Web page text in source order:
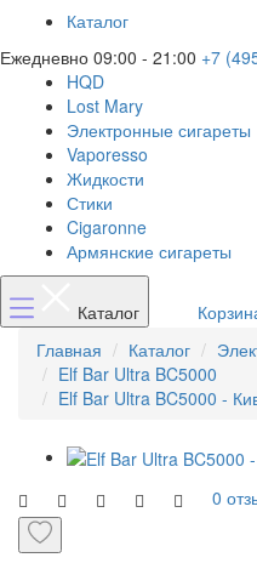
Каталог
Ежедневно 09:00 - 21:00 +7
HQD
Lost Mary
Электронные сигареты
Vaporesso
Жидкости
Стики
Cigaronne
Армянские сигареты
Каталог
Главная
Каталог
Elf Bar Ultra BC5000
Elf Bar Ultra BC5000 -
0